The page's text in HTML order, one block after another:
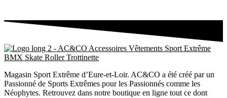
Magasin Sport Extrême d’Eure-et-Loir. AC&CO a été créé par un
Passionné de Sports Extrêmes pour les Passionnés comme les
Néophytes. Retrouvez dans notre boutique en ligne tout ce dont